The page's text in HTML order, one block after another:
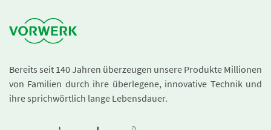
Bereits seit 140 Jahren überzeugen unsere Produkte Millionen
von Familien durch ihre überlegene, innovative Technik und
ihre sprichwörtlich lange Lebensdauer.